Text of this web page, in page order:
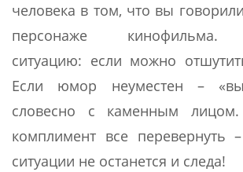
человека в том, что вы
персонаже кинофильма.
ситуацию: если можно
Если юмор неуместен –
словесно с каменным
комплимент все перевернуть
ситуации не останется и следа!